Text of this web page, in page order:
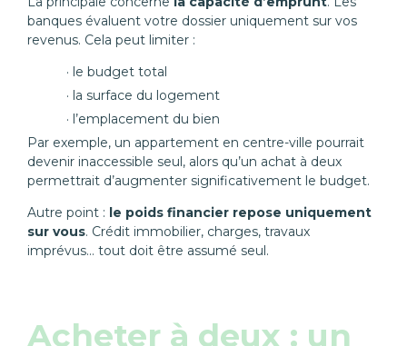
banques évaluent votre dossier uniquement sur vos
revenus. Cela peut limiter :
le budget total
la surface du logement
l’emplacement du bien
Par exemple, un appartement en centre-ville pourrait
devenir inaccessible seul, alors qu’un achat à deux
permettrait d’augmenter significativement le budget.
Autre point : le poids financier repose uniquement
sur vous. Crédit immobilier, charges, travaux
imprévus… tout doit être assumé seul.
Acheter à deux : un